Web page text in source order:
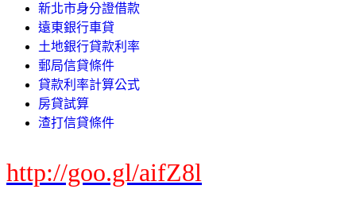
新北市身分證借款
遠東銀行車貸
土地銀行貸款利率
郵局信貸條件
貸款利率計算公式
房貸試算
渣打信貸條件
http://goo.gl/aifZ8l